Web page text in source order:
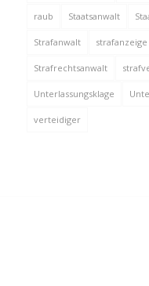
raub Staatsanwalt
Strafanwalt strafanzeige
Strafrechtsanwalt
Unterlassungsklage
verteidiger